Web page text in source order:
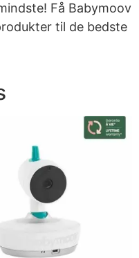
Få Babymoov
til de bedste